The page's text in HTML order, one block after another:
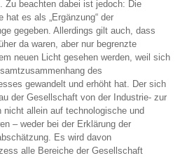
Zu beachten dabei ist jedoch: Die
es als „Ergänzung“ der
gegeben. Allerdings gilt auch, dass
da waren, aber nur begrenzte
neuen Licht gesehen werden, weil sich
des
gewandelt und erhöht hat. Der sich
der Gesellschaft von der Industrie- zur
allein auf technologische und
– weder bei der Erklärung der
Es wird davon
alle Bereiche der Gesellschaft